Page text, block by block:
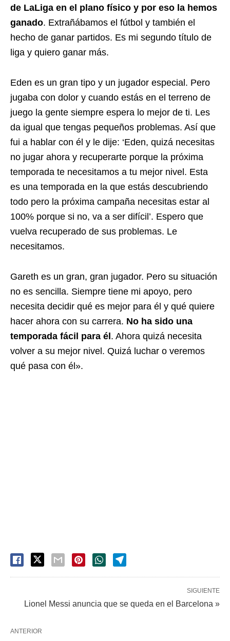
de LaLiga en el plano físico y por eso la hemos
ganado. Extrañábamos el fútbol y también el
hecho de ganar partidos. Es mi segundo título de
liga y quiero ganar más.
Eden es un gran tipo y un jugador especial. Pero
jugaba con dolor y cuando estás en el terreno de
juego la gente siempre espera lo mejor de ti. Les
da igual que tengas pequeños problemas. Así que
fui a hablar con él y le dije: ‘Eden, quizá necesitas
no jugar ahora y recuperarte porque la próxima
temporada te necesitamos a tu mejor nivel. Esta
es una temporada en la que estás descubriendo
todo pero la próxima campaña necesitas estar al
100% porque si no, va a ser difícil’. Espero que
vuelva recuperado de sus problemas. Le
necesitamos.
Gareth es un gran, gran jugador. Pero su situación
no es sencilla. Siempre tiene mi apoyo, pero
necesita decidir qué es mejor para él y qué quiere
hacer ahora con su carrera. No ha sido una
temporada fácil para él . Ahora quizá necesita
volver a su mejor nivel. Quizá luchar o veremos
qué pasa con él».
SIGUIENTE
Lionel Messi anuncia que se queda en el Barcelona »
ANTERIOR